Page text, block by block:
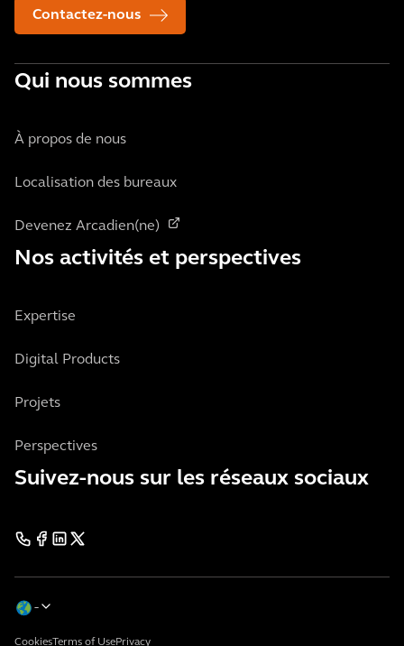
Contactez-nous
Qui nous sommes
À propos de nous
Localisation des bureaux
Devenez Arcadien(ne)
Nos activités et perspectives
Expertise
Digital Products
Projets
Perspectives
Suivez-nous sur les réseaux sociaux
CookiesTerms of UsePrivacy